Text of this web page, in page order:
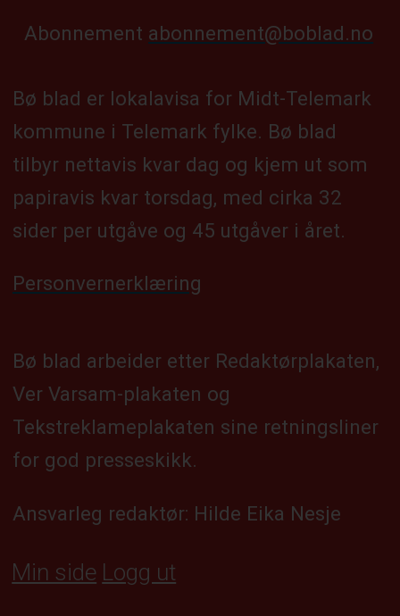
Abonnement abonnement@boblad.no
Bø blad er lokalavisa for Midt-Telemark
kommune i Telemark fylke. Bø blad
tilbyr nettavis kvar dag og kjem ut som
papiravis kvar torsdag, med cirka 32
sider per utgåve og 45 utgåver i året.
Personvernerklæring
Bø blad arbeider etter Redaktørplakaten,
Ver Varsam-plakaten og
Tekstreklameplakaten sine retningsliner
for god presseskikk.
Ansvarleg redaktør: Hilde Eika Nesje
Min side Logg ut